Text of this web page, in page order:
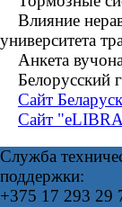
Влияние
университета
Анкета
Белорусский
Сайт
Сайт
Служба
поддержки:
+375 17 293 29